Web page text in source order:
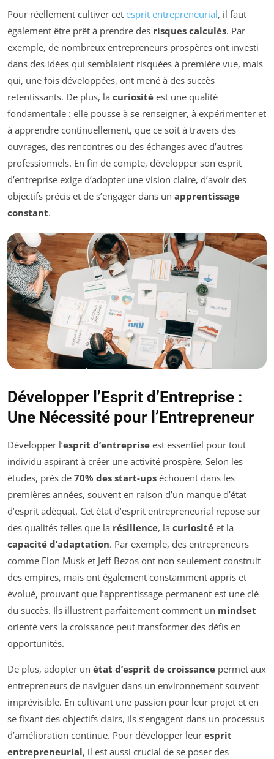
Pour réellement cultiver cet esprit entrepreneurial, il faut
également être prêt à prendre des risques calculés. Par
exemple, de nombreux entrepreneurs prospères ont investi
dans des idées qui semblaient risquées à première vue, mais
qui, une fois développées, ont mené à des succès
retentissants. De plus, la curiosité est une qualité
fondamentale : elle pousse à se renseigner, à expérimenter et
à apprendre continuellement, que ce soit à travers des
ouvrages, des rencontres ou des échanges avec d’autres
professionnels. En fin de compte, développer son esprit
d’entreprise exige d’adopter une vision claire, d’avoir des
objectifs précis et de s’engager dans un apprentissage
constant.
Développer l’Esprit d’Entreprise :
Une Nécessité pour l’Entrepreneur
Développer l’esprit d’entreprise est essentiel pour tout
individu aspirant à créer une activité prospère. Selon les
études, près de 70% des start-ups échouent dans les
premières années, souvent en raison d’un manque d’état
d’esprit adéquat. Cet état d’esprit entrepreneurial repose sur
des qualités telles que la résilience, la curiosité et la
capacité d’adaptation. Par exemple, des entrepreneurs
comme Elon Musk et Jeff Bezos ont non seulement construit
des empires, mais ont également constamment appris et
évolué, prouvant que l’apprentissage permanent est une clé
du succès. Ils illustrent parfaitement comment un mindset
orienté vers la croissance peut transformer des défis en
opportunités.
De plus, adopter un état d’esprit de croissance permet aux
entrepreneurs de naviguer dans un environnement souvent
imprévisible. En cultivant une passion pour leur projet et en
se fixant des objectifs clairs, ils s’engagent dans un processus
d’amélioration continue. Pour développer leur esprit
entrepreneurial, il est aussi crucial de se poser des